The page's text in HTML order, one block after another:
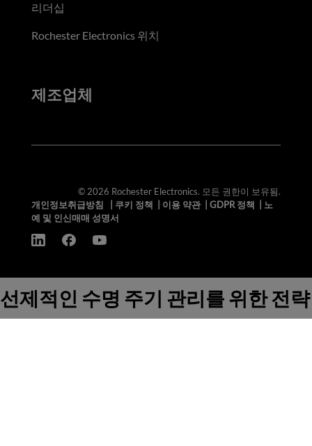
리더십
Rochester Electronics 위치
제조업체
© 2026 Rochester Electronics. 모든 권한이 보유됨.
개인정보취급방침
쿠키 정책 이용 약관| GDPR 정책
노
예 및 인신매매 성명서
선제적인 수명 주기 관리를 위한 전략